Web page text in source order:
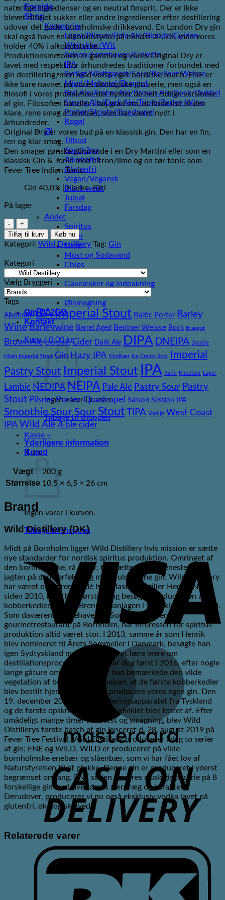
Forside
Shop
Kategorier
Lager/Pilsner/Pale Ale/Blonde/Gylden
Weissbier/Wit
Saison/Farmhouse/Grisette
IPA
Syrligt/Vildtgæret/Sour/Berliner Weisse
Mjød/Melomel/Braggot
Red Ale/Amber Ale/Brown Ale/Bock/Dubbel
Strong Ale/Dark Ale/Triple/Barley Wine
Porter/Stouts/Quadrupel
Røgøl
Øl
Tilbud
6pack2go
Alkoholfri
Glutenfri
Vegan/Vegansk
Black week
Juleøl
Farsdag
Andet
Spiritus
Cider
Likør
Most og Sodavand
Chips
Diverse
Gaveæsker og indpakning
Ølsmagning
Om ØL2GO
Kontakt
Kurv /0,00 kr.
Ingen varer i kurven.
Tilbage til shoppen
Kasse +
Kurv
Ingen varer i kurven.
Tilbage til shoppen
naturlige ingredienser og en neutral finsprit. Der er ikke
blevet tilføjet sukker eller andre ingredienser efter destillering
udover det gode, bornholmske drikkevand. En London Dry gin
skal også have en alkoholstyrke på mindst 37,5%, men vores
holder 40% i alkoholstyrke.
Produktionsmetoden er gammel og vores Original Dry er
lavet med respekt for århundredes traditioner forbundet med
gin destillering, men med vores eget nordiske touch. ENE er
ikke bare navnet på vores økologiske gin serie, men også en
filosofi i vores produktion der hylder de helt tidlige versioner
af gin. Filosofien handler i høj grad om, at finde ind til den
klare, rene smag af enebær, som har været nydt i
århundreder.
Original Dry er vores bud på en klassisk gin. Den har en fin,
ren og klar smag.
Den smager ganske glimrende i en Dry Martini eller som en
klassisk Gin & Tonic med citron/lime og en tør tonic som
Fever Tree Indian Tonic.
Gin 40,0% | Flaske 70cl
På lager
Wild
Distillery
Ene
Gin
Orginal
Dry
antal
Tilføj til kurv Køb nu
Kategori: Wild Destillery Tag: Gin
Kategori
Vælg Bryggeri
Tags
Alkoholfri BA Imperial Stout Baltic Porter Barley
Wine Barleywine Barrel Aged Berliner Weisse Bock Braggot
Brown Ale Chokolade Cider Dark Ale DIPA DNEIPA Double
Mash Imperial Stout Gin Hazy IPA Hindbær Ice Cream Sour
Imperial
Pastry Stout
Imperial Stout IPA Kaffe Kirsebær Lager
Lambic NEDIPA NEIPA Pale Ale Pastry Sour Pastry
Stout Pilsner Porter Quadrupel Saison Session IPA
Smoothie Sour Sour Stout TIPA Vanilje West Coast
IPA Wild Ale Æble cider
Yderligere information
Brand
Vægt 200 g
Størrelse 10,5 × 6,5 × 26 cm
Brand
Wild Distillery (DK)
Midt på Bornholm ligger Wild Distillery hvis mission er sætte
nye standarder for nordisk spiritus produktion. Omringet af
den bornholmske, rå natur, fortsætter vi hver eneste dag
jagten på den perfekte og mest fuldkomne gin. Wild Distillery
har været en spirende idé hos Master Distiller Henrik Nerst
siden 2010, hvor han første gang besøgte producenten af
kobberkedler, Müller Brennereianlagen i Oberkirch i Tyskland.
Som daværende indehaver og Sommelier på en
gourmetrestaurant på Bornholm, har interessen for spiritus
produktion altid været stor. I 2013, samme år som Henrik
blev nomineret til Årets Sommelier i Danmark, besøgte han
igen Sydtyskland med henblik på at lære mere om
destillationsprocesserne. Det var dog først i 2016, efter nogle
lange gåture om vinteren hvor han bemærkede den vilde
vegetation af bornholmske enebær, at de første kobberkedler
blev bestilt hjem for at kunne producere vores egen gin. Den
19. december 2018 kom destilleringsapparatet fra Tyskland
og de første opskrifter vi havde udviklet blev testet af. Efter
umådeligt mange timer med test og smagning, blev Wild
Distillerys første batch af gin lanceret d. 28. august 2019 på
Fever Tree Festival. Wild Distillery producerer i dag to serier
af gin; ENE og WILD. WILD er produceret på vilde
bornholmske enebær og slåenbær, som vi har fået lov af
Naturstyrelsen til at plukke. Denne gin er produceret i yderst
begrænset omfang. ENE serien er vores økologiske serie på 8
forskellige gin med hver deres særpræg og karakter.
Derudover, producerer vi nu også eksklusiv vodka lavet på
glutenfri, økologisk hvede.
Relaterede varer